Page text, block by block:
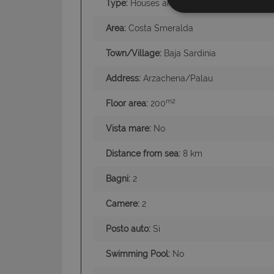
Type: Houses and Villas
Area: Costa Smeralda
Town/Village: Baja Sardinia
Address: Arzachena/Palau
Floor area: 200m2
Vista mare: No
Distance from sea: 8 km
Bagni: 2
Camere: 2
Posto auto: Si
Swimming Pool: No